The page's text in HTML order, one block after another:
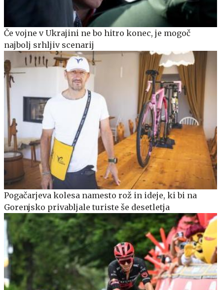
Če vojne v Ukrajini ne bo hitro konec, je mogoč
najbolj srhljiv scenarij
Pogačarjeva kolesa namesto rož in ideje, ki bi na
Gorenjsko privabljale turiste še desetletja